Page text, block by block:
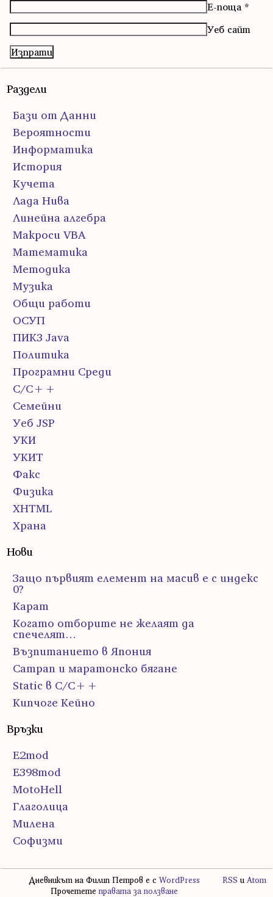
Е-поща *
Уеб сайт
Раздели
Бази от Данни
Вероятности
Информатика
История
Кучета
Лада Нива
Линейна алгебра
Макроси VBA
Математика
Методика
Музика
Общи работи
ОСУП
ПИК3 Java
Политика
Програмни Среди
С/С++
Семейни
Уеб JSP
УКИ
УКИТ
Факс
Физика
ХHTML
Храна
Нови
Защо първият елемент на масив е с индекс
0?
Карат
Когато отборите не желаят да
спечелят…
Възпитанието в Япония
Сатрап и маратонско бягане
Static в C/C++
Кипчоге Кейно
Връзки
E2mod
E398mod
MotoHell
Глаголица
Милена
Софизми
RSS и Atom
Дневникът на Филип Петров е сWordPress
Прочететеправата за ползване